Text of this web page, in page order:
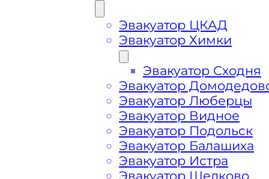
Эвакуатор ЦКАД
Эвакуатор Химки
Эвакуатор Сходня
Эвакуатор
Эвакуатор Люберцы
Эвакуатор Видное
Эвакуатор Подольск
Эвакуатор Балашиха
Эвакуатор Истра
Эвакуатор Щелково